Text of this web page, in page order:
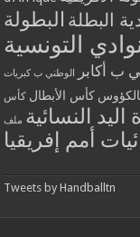
البطلة البطولة
التونسية
ب أكابر الوطني ب كبريات
كأس الأبطال كأس
اليد النسائية ملف
أمم إفريقيا
Tweets by Handballtn